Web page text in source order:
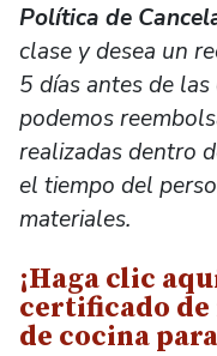
Política de
clase y desea un
5 días antes de
podemos
realizadas dentro
el tiempo del
materiales.
¡Haga clic
certificado de
de cocina